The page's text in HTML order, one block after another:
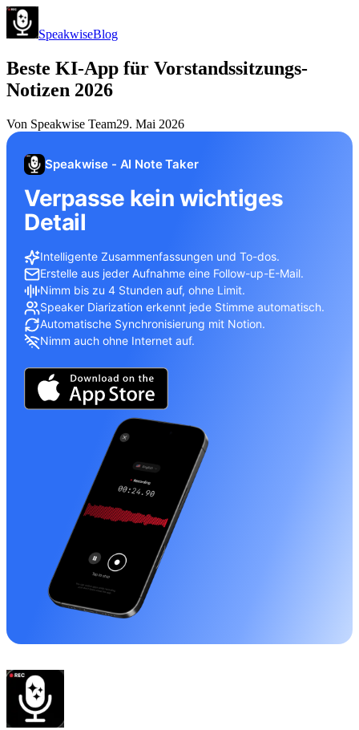
SpeakwiseBlog
Beste KI-App für Vorstandssitzungs-
Notizen 2026
Von Speakwise Team29. Mai 2026
Speakwise - AI Note Taker
Verpasse kein wichtiges
Detail
Intelligente Zusammenfassungen und To-dos.
Erstelle aus jeder Aufnahme eine Follow-up-E-Mail.
Nimm bis zu 4 Stunden auf, ohne Limit.
Speaker Diarization erkennt jede Stimme automatisch.
Automatische Synchronisierung mit Notion.
Nimm auch ohne Internet auf.